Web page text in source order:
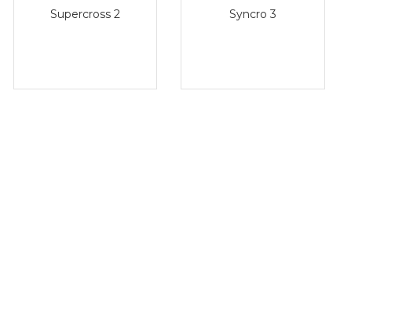
Supercross 2
Syncro 3